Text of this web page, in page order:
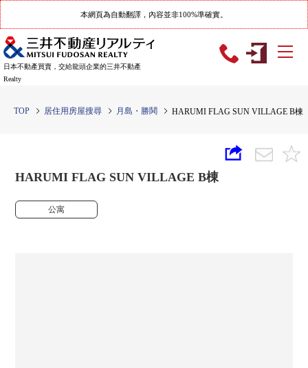
本網頁為自動翻譯，內容並非100%準確實。
日本不動產買賣，交給龍頭企業的三井不動產
Realty
TOP 居住用房屋搜尋 月島・勝鬨 HARUMI FLAG SUN VILLAGE B棟
HARUMI FLAG SUN VILLAGE B棟
公寓